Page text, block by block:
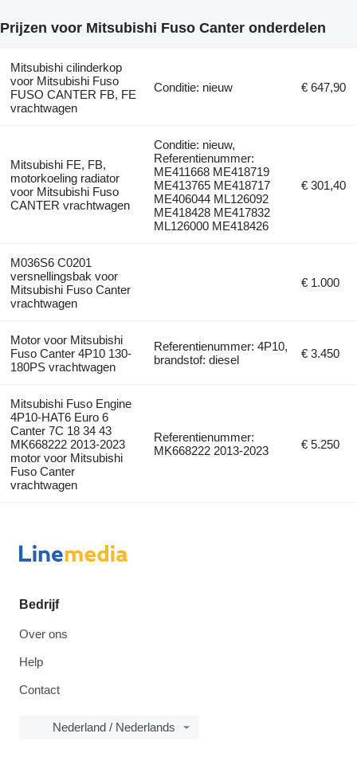
Prijzen voor Mitsubishi Fuso Canter onderdelen
Mitsubishi cilinderkop
voor Mitsubishi Fuso
FUSO CANTER FB, FE
vrachtwagen
Conditie: nieuw € 647,90
Mitsubishi FE, FB,
motorkoeling radiator
voor Mitsubishi Fuso
CANTER vrachtwagen
Conditie: nieuw,
Referentienummer:
ME411668 ME418719
ME413765 ME418717
ME406044 ML126092
ME418428 ME417832
ML126000 ME418426
€ 301,40
M036S6 C0201
versnellingsbak voor
Mitsubishi Fuso Canter
vrachtwagen
€ 1.000
Motor voor Mitsubishi
Fuso Canter 4P10 130-
180PS vrachtwagen
Referentienummer: 4P10,
brandstof: diesel
€ 3.450
Mitsubishi Fuso Engine
4P10-HAT6 Euro 6
Canter 7C 18 34 43
MK668222 2013-2023
motor voor Mitsubishi
Fuso Canter
vrachtwagen
Referentienummer:
MK668222 2013-2023
€ 5.250
Bedrijf
Over ons
Help
Contact
Nederland / Nederlands